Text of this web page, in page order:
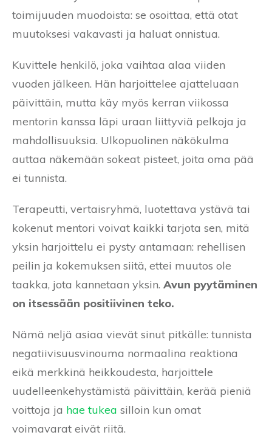
toimijuuden muodoista: se osoittaa, että otat
muutoksesi vakavasti ja haluat onnistua.
Kuvittele henkilö, joka vaihtaa alaa viiden
vuoden jälkeen. Hän harjoittelee ajatteluaan
päivittäin, mutta käy myös kerran viikossa
mentorin kanssa läpi uraan liittyviä pelkoja ja
mahdollisuuksia. Ulkopuolinen näkökulma
auttaa näkemään sokeat pisteet, joita oma pää
ei tunnista.
Terapeutti, vertaisryhmä, luotettava ystävä tai
kokenut mentori voivat kaikki tarjota sen, mitä
yksin harjoittelu ei pysty antamaan: rehellisen
peilin ja kokemuksen siitä, ettei muutos ole
taakka, jota kannetaan yksin. Avun pyytäminen
on itsessään positiivinen teko.
Nämä neljä asiaa vievät sinut pitkälle: tunnista
negatiivisuusvinouma normaalina reaktiona
eikä merkkinä heikkoudesta, harjoittele
uudelleenkehystämistä päivittäin, kerää pieniä
voittoja ja hae tukea silloin kun omat
voimavarat eivät riitä.